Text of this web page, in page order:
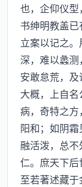
也，企仰仪型
书绅明教盖
立案以记之
深，难以蠡测
安敢怠荒，
大概，上自
病，奇特之
阳和；如阴
融活泼，总
仁。庶天下后
至若著述藏于